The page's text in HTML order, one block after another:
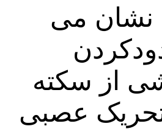
نشان می
از سکته
عصبی